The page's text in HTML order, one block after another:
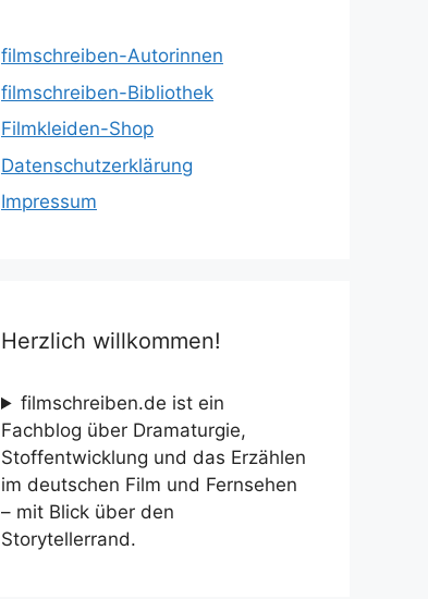
filmschreiben-Autorinnen
filmschreiben-Bibliothek
Filmkleiden-Shop
Datenschutzerklärung
Impressum
Herzlich willkommen!
filmschreiben.de ist ein
Fachblog über Dramaturgie,
Stoffentwicklung und das Erzählen
im deutschen Film und Fernsehen
– mit Blick über den
Storytellerrand.